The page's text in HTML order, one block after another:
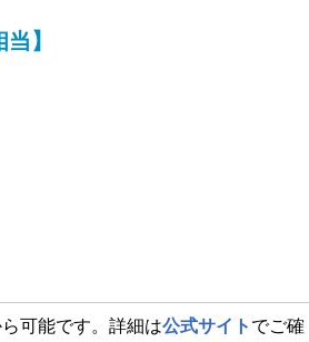
】
可能です。詳細は公式サイト でご確